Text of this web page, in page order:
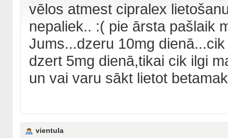
vēlos atmest cipralex
nepaliek.. :( pie ārsta pašlaik
Jums...dzeru 10mg
dzert 5mg dienā,tikai cik ilgi
un vai varu sākt lietot
vientula